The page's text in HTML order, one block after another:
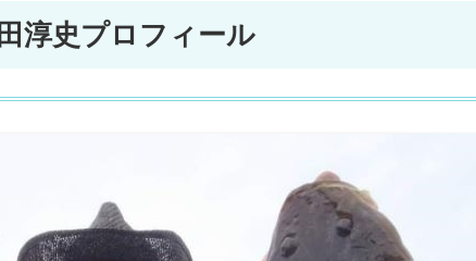
淳史プロフィール